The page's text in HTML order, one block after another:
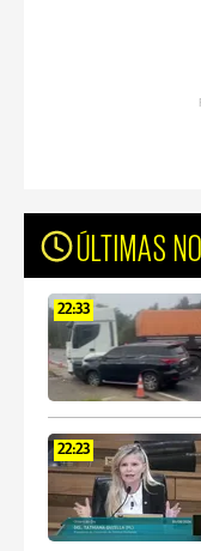
ÚLTIMAS
22:33
22:23